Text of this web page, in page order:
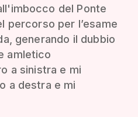
del Ponte
percorso per l’esame
generando il dubbio
amletico
a sinistra e mi
a destra e mi